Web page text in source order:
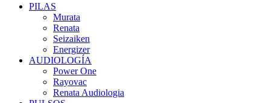
PILAS
Murata
Renata
Seizaiken
Energizer
AUDIOLOGÍA
Power One
Rayovac
Renata Audiologia